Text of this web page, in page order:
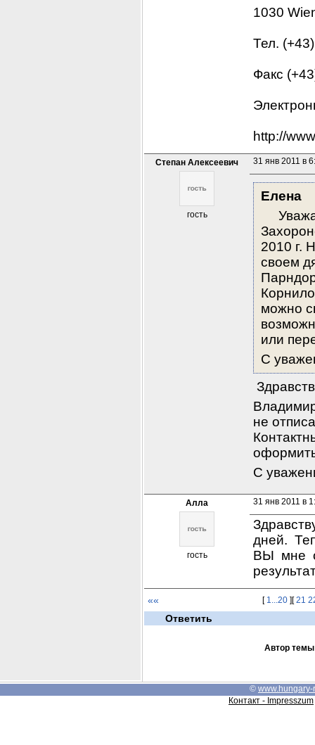
1030
Тел.
Факс
http://
Степан Алексеевич
гость
31 янв 2011 в
Елена
2010 г.
своем
можно
или
С
не
С
Алла
гость
31 янв 2011 в
дней.
ВЫ  мне
«« [ 1...20][21
Ответить
Автор темы
© www.hungary-
Контакт - Impresszum